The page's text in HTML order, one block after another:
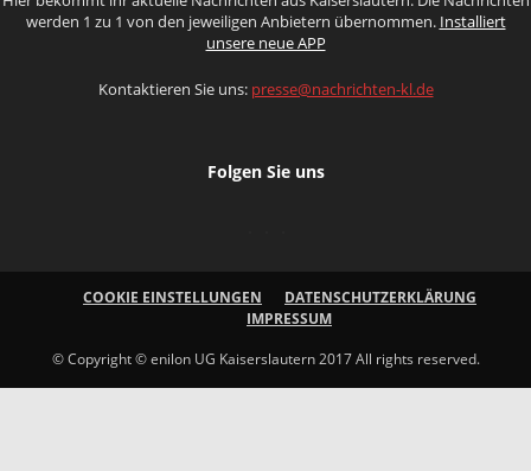
werden 1 zu 1 von den jeweiligen Anbietern übernommen. Installiert
unsere neue APP
Kontaktieren Sie uns: presse@nachrichten-kl.de
Folgen Sie uns
COOKIE EINSTELLUNGEN
DATENSCHUTZERKLÄRUNG
IMPRESSUM
© Copyright © enilon UG Kaiserslautern 2017 All rights reserved.